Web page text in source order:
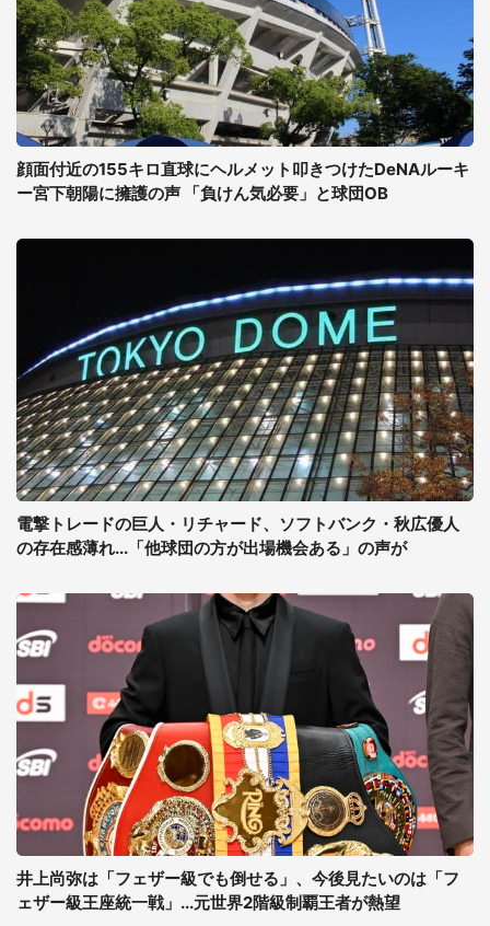
顔面付近の155キロ直球にヘルメット叩きつけたDeNAルーキ
ー宮下朝陽に擁護の声 「負けん気必要」と球団OB
電撃トレードの巨人・リチャード、ソフトバンク・秋広優人
の存在感薄れ...「他球団の方が出場機会ある」の声が
井上尚弥は「フェザー級でも倒せる」、今後見たいのは「フ
ェザー級王座統一戦」...元世界2階級制覇王者が熱望